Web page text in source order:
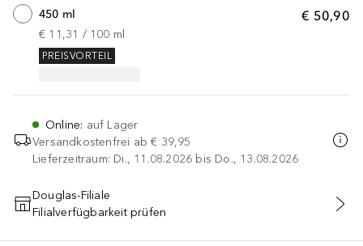
€ 50,90
450 ml
€ 11,31 / 100 ml
PREISVORTEIL
Online: auf Lager
Versandkostenfrei ab € 39,95
Lieferzeitraum: Di., 11.08.2026 bis Do., 13.08.2026
IN DEN WARENKORB
Douglas-Filiale
Filialverfügbarkeit prüfen